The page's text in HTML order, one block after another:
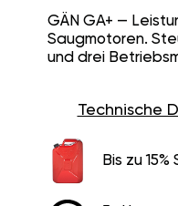
GÄN GA+ —
Saugmotoren.
und drei
Technische
Bis zu